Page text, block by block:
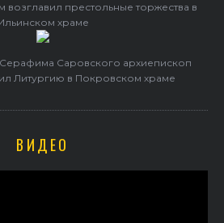
возглавил престольные торжества в
храме
Саровского архиепископ
Литургию в Покровском храме
ВИДЕО